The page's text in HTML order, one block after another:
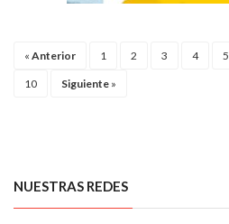
« Anterior 1 2 3 4 5
10 Siguiente »
NUESTRAS REDES